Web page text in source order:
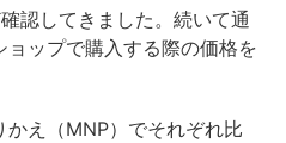
認してきました。続いて通
ップで購入する際の価格を
え（MNP）でそれぞれ比